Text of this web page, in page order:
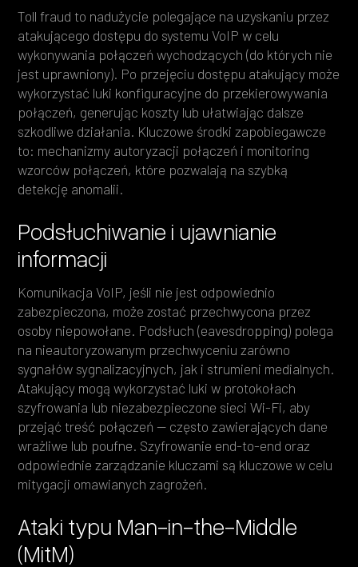
Toll fraud to nadużycie polegające na uzyskaniu przez
atakującego dostępu do systemu VoIP w celu
wykonywania połączeń wychodzących (do których nie
jest uprawniony). Po przejęciu dostępu atakujący może
wykorzystać luki konfiguracyjne do przekierowywania
połączeń, generując koszty lub ułatwiając dalsze
szkodliwe działania. Kluczowe środki zapobiegawcze
to: mechanizmy autoryzacji połączeń i monitoring
wzorców połączeń, które pozwalają na szybką
detekcję anomalii.
Podsłuchiwanie i ujawnianie
informacji
Komunikacja VoIP, jeśli nie jest odpowiednio
zabezpieczona, może zostać przechwycona przez
osoby niepowołane. Podsłuch (eavesdropping) polega
na nieautoryzowanym przechwyceniu zarówno
sygnałów sygnalizacyjnych, jak i strumieni medialnych.
Atakujący mogą wykorzystać luki w protokołach
szyfrowania lub niezabezpieczone sieci Wi-Fi, aby
przejąć treść połączeń — często zawierających dane
wrażliwe lub poufne. Szyfrowanie end-to-end oraz
odpowiednie zarządzanie kluczami są kluczowe w celu
mitygacji omawianych zagrożeń.
Ataki typu Man-in-the-Middle
(MitM)